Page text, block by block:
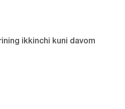
ikkinchi kuni davom